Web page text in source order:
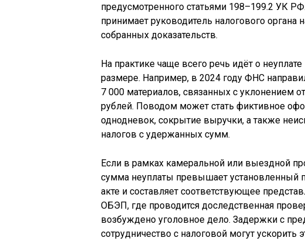
предусмотренного статьями 198–199.2 УК
принимает руководитель налогового
собранных доказательств.
На практике чаще всего речь идёт о
размере. Например, в 2024 году ФНС
7 000 материалов, связанных с уклонением
рублей. Поводом может стать фиктивное
однодневок, сокрытие выручки, а также
налогов с удержанных сумм.
Если в рамках камеральной или выездной
сумма неуплаты превышает установленный
акте и составляет соответствующее
ОБЭП, где проводится доследственная
возбуждено уголовное дело. Задержки с
сотрудничество с налоговой могут ускорить